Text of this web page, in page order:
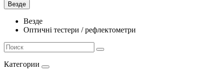
Везде
Везде
Оптичні тестери / рефлектометри
Категории